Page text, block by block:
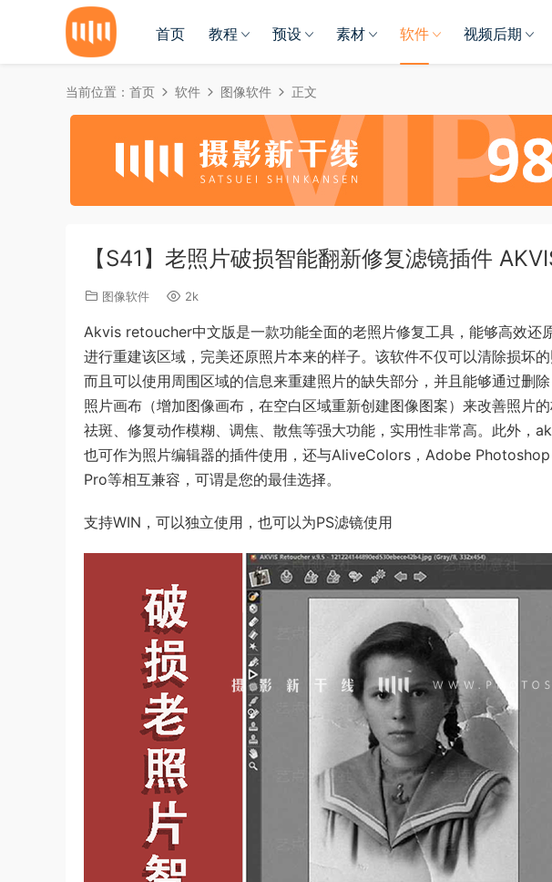
首页 教程 预设 素材 软件 视频后期
当前位置： 首页 软件 图像软件 正文
【S41】老照片破损智能翻新修复滤镜插件
图像软件 2k
Akvis retoucher中文版是一款功能全面的老照片修复工具，能够高效还
进行重建该区域，完美还原照片本来的样子。该软件不仅可以清除损坏
而且可以使用周围区域的信息来重建照片的缺失部分，并且能够通过删
照片画布（增加图像画布，在空白区域重新创建图像图案）来改善照片
祛斑、修复动作模糊、调焦、散焦等强大功能，实用性非常高。此外，
也可作为照片编辑器的插件使用，还与AliveColors，Adobe
Pro等相互兼容，可谓是您的最佳选择。
支持WIN，可以独立使用，也可以为PS滤镜使用